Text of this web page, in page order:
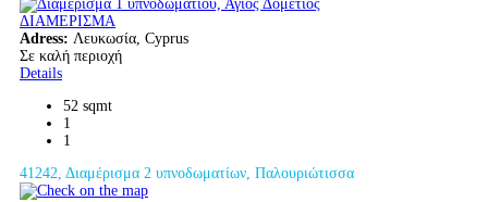
ΔΙΑΜΕΡΙΣΜΑ
Adress: Λευκωσία, Cyprus
Σε καλή περιοχή
Details
52 sqmt
1
1
41242, Διαμέρισμα 2 υπνοδωματίων, Παλουριώτισσα